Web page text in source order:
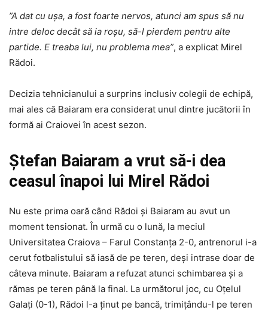
”A dat cu ușa, a fost foarte nervos, atunci am spus să nu
intre deloc decât să ia roșu, să-l pierdem pentru alte
partide. E treaba lui, nu problema mea”, a explicat Mirel
Rădoi.
Decizia tehnicianului a surprins inclusiv colegii de echipă,
mai ales că Baiaram era considerat unul dintre jucătorii în
formă ai Craiovei în acest sezon.
Ştefan Baiaram a vrut să-i dea
ceasul înapoi lui Mirel Rădoi
Nu este prima oară când Rădoi și Baiaram au avut un
moment tensionat. În urmă cu o lună, la meciul
Universitatea Craiova – Farul Constanța 2-0, antrenorul i-a
cerut fotbalistului să iasă de pe teren, deși intrase doar de
câteva minute. Baiaram a refuzat atunci schimbarea și a
rămas pe teren până la final. La următorul joc, cu Oțelul
Galați (0-1), Rădoi l-a ținut pe bancă, trimițându-l pe teren